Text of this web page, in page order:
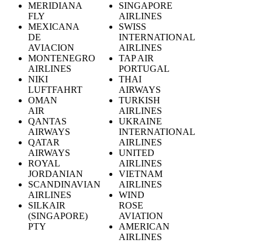
MERIDIANA
FLY
MEXICANA
DE
AVIACION
MONTENEGRO
AIRLINES
NIKI
LUFTFAHRT
OMAN
AIR
QANTAS
AIRWAYS
QATAR
AIRWAYS
ROYAL
JORDANIAN
SCANDINAVIAN
AIRLINES
SILKAIR
(SINGAPORE)
PTY
SINGAPORE
AIRLINES
SWISS
INTERNATIONAL
AIRLINES
TAP AIR
PORTUGAL
THAI
AIRWAYS
TURKISH
AIRLINES
UKRAINE
INTERNATIONAL
AIRLINES
UNITED
AIRLINES
VIETNAM
AIRLINES
WIND
ROSE
AVIATION
AMERICAN
AIRLINES